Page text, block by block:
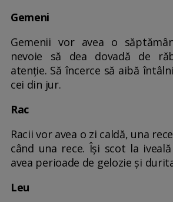
Gemeni
Gemenii vor avea o
nevoie să dea dovadă de
atenţie. Să încerce să aibă
cei din jur.
Rac
Racii vor avea o zi caldă, una
când una rece. Îşi scot la
avea perioade de gelozie şi
Leu